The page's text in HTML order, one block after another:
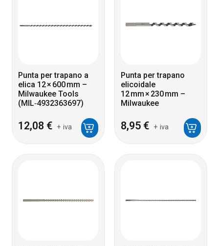
Punta per trapano a
elica 12 × 600 mm –
Milwaukee Tools
(MIL‑4932363697)
12,08 € + iva
Punta per trapano
elicoidale
12 mm × 230 mm –
Milwaukee
8,95 € + iva